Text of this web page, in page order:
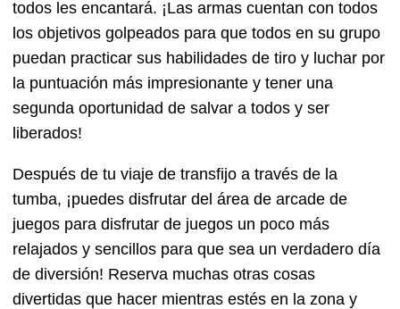
todos les encantará. ¡Las armas cuentan con todos
los objetivos golpeados para que todos en su grupo
puedan practicar sus habilidades de tiro y luchar por
la puntuación más impresionante y tener una
segunda oportunidad de salvar a todos y ser
liberados!
Después de tu viaje de transfijo a través de la
tumba, ¡puedes disfrutar del área de arcade de
juegos para disfrutar de juegos un poco más
relajados y sencillos para que sea un verdadero día
de diversión! Reserva muchas otras cosas
divertidas que hacer mientras estés en la zona y